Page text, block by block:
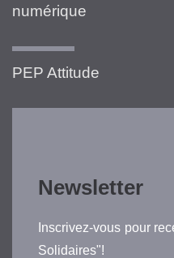
numérique
PEP Attitude
Newsletter
Inscrivez-vous pour
Solidaires"!